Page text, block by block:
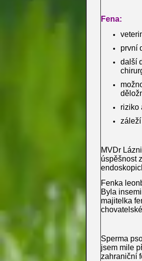
Fena:
první
další
riziko
MVDr
úspěšnost
Fenka
Byla
majitelka
Sperma
jsem mile
zahraniční